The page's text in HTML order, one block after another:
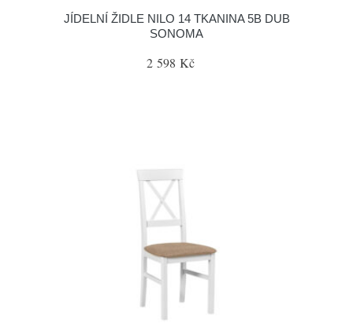
JÍDELNÍ ŽIDLE NILO 14 TKANINA 5B DUB
SONOMA
2 598 Kč